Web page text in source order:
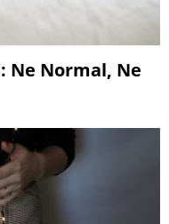
Ne Normal, Ne